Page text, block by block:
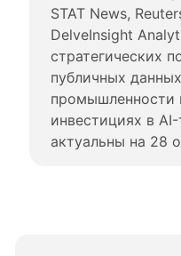
STAT News,
DelveInsight
стратегических
публичных
промышленности
инвестициях в
актуальны на 28